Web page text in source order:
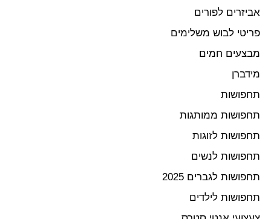
אביזרים לפורים
פריטי לבוש משלימים
מבצעים חמים
מידברן
תחפושות
תחפושות ממותגות
תחפושות לזוגות
תחפושות לנשים
תחפושות לגברים 2025
תחפושות לילדים